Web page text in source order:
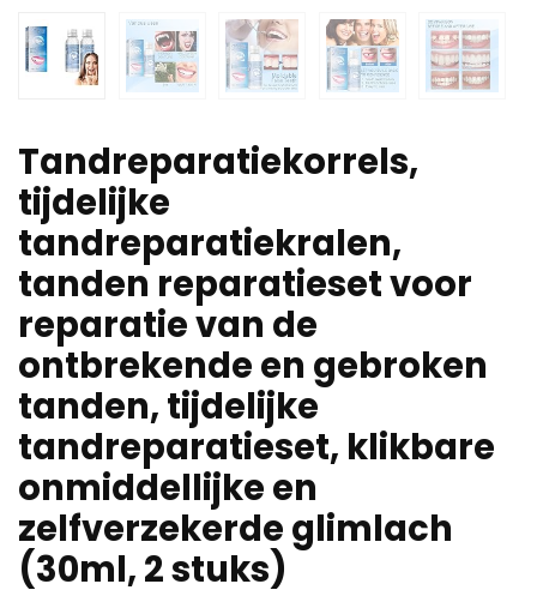
Tandreparatiekorrels,
tijdelijke
tandreparatiekralen,
tanden reparatieset voor
reparatie van de
ontbrekende en gebroken
tanden, tijdelijke
tandreparatieset, klikbare
onmiddellijke en
zelfverzekerde glimlach
(30ml, 2 stuks)